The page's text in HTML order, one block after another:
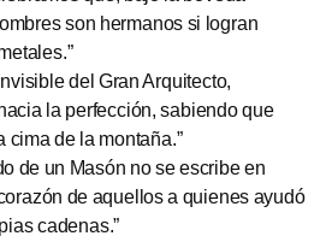
son hermanos si logran
del Gran Arquitecto,
la perfección, sabiendo que
cima de la montaña.”
de un Masón no se escribe en
de aquellos a quienes ayudó
cadenas.”